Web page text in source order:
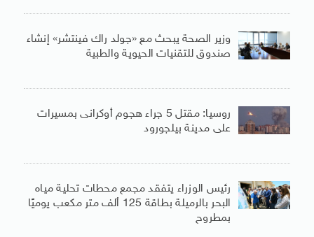
وزير الصحة يبحث مع «جولد راك فينتشر» إنشاء
صندوق للتقنيات الحيوية والطبية
روسيا: مقتل 5 جراء هجوم أوكرانى بمسيرات
على مدينة بيلجورود
رئيس الوزراء يتفقد مجمع محطات تحلية مياه
البحر بالرميلة بطاقة 125 ألف متر مكعب يوميًا
بمطروح